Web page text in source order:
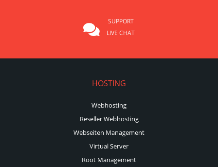
SUPPORT
LIVE CHAT
HOSTING
Webhosting
Reseller Webhosting
Webseiten Management
Virtual Server
Root Management